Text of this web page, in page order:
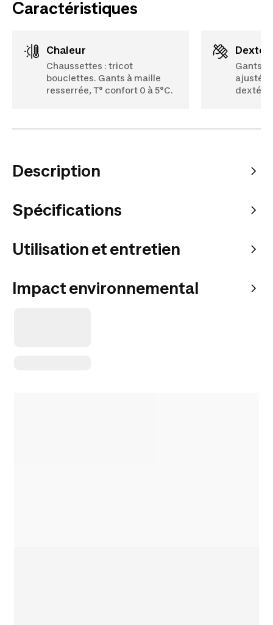
Caractéristiques
Chaleur
Chaussettes : tricot
bouclettes. Gants à maille
resserrée, T° confort 0 à 5°C.
Gants
ajustés
Description
Spécifications
Utilisation et entretien
Impact environnemental